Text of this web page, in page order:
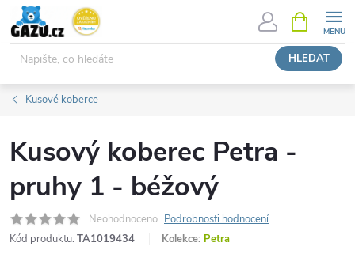
Přejít
obsah
HLEDAT
NÁKUPNÍ
KOŠÍK
Kusové koberce
Kusový koberec Petra -
pruhy 1 - béžový
Neohodnoceno Podrobnosti hodnocení
Kód produktu: TA1019434 Kolekce: Petra